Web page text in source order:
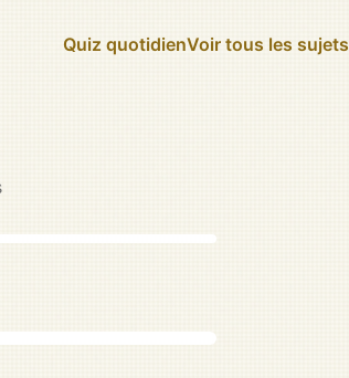
Quiz quotidienVoir tous les sujets